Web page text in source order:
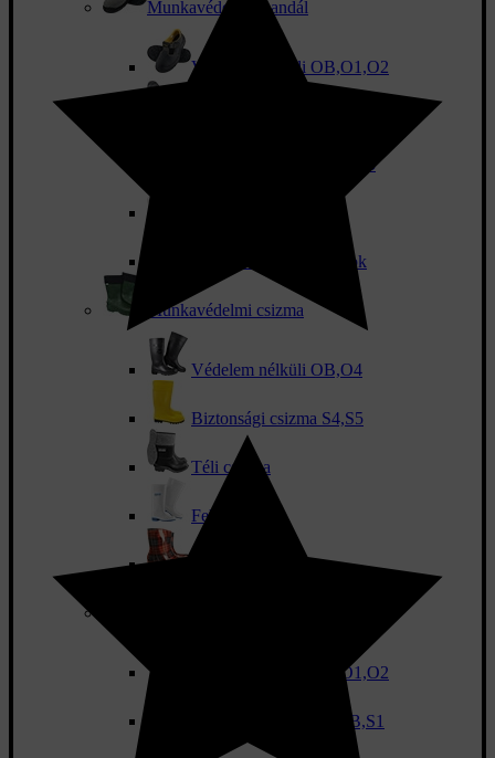
Munkavédelmi szandál
Védelem nélküli OB,O1,O2
Biztonsági szandál S1P,S3
Munkavédelmi papucsok
Munkavédelmi csizma
Védelem nélküli OB,O4
Biztonsági csizma S4,S5
Téli csizma
Fehér csizma
Védelem nélküli OB,O1,O2
Magasszárú bakancs SB,S1